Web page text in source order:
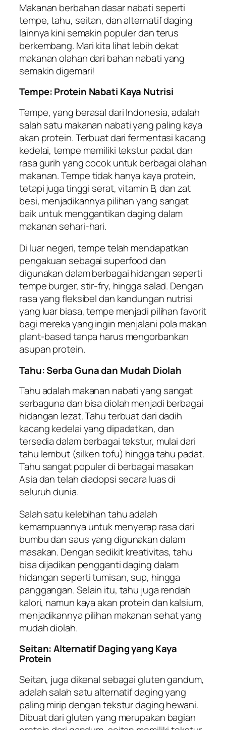
Makanan berbahan dasar nabati seperti
tempe, tahu, seitan, dan alternatif daging
lainnya kini semakin populer dan terus
berkembang. Mari kita lihat lebih dekat
makanan olahan dari bahan nabati yang
semakin digemari!
Tempe: Protein Nabati Kaya Nutrisi
Tempe, yang berasal dari Indonesia, adalah
salah satu makanan nabati yang paling kaya
akan protein. Terbuat dari fermentasi kacang
kedelai, tempe memiliki tekstur padat dan
rasa gurih yang cocok untuk berbagai olahan
makanan. Tempe tidak hanya kaya protein,
tetapi juga tinggi serat, vitamin B, dan zat
besi, menjadikannya pilihan yang sangat
baik untuk menggantikan daging dalam
makanan sehari-hari.
Di luar negeri, tempe telah mendapatkan
pengakuan sebagai superfood dan
digunakan dalam berbagai hidangan seperti
tempe burger, stir-fry, hingga salad. Dengan
rasa yang fleksibel dan kandungan nutrisi
yang luar biasa, tempe menjadi pilihan favorit
bagi mereka yang ingin menjalani pola makan
plant-based tanpa harus mengorbankan
asupan protein.
Tahu: Serba Guna dan Mudah Diolah
Tahu adalah makanan nabati yang sangat
serbaguna dan bisa diolah menjadi berbagai
hidangan lezat. Tahu terbuat dari dadih
kacang kedelai yang dipadatkan, dan
tersedia dalam berbagai tekstur, mulai dari
tahu lembut (silken tofu) hingga tahu padat.
Tahu sangat populer di berbagai masakan
Asia dan telah diadopsi secara luas di
seluruh dunia.
Salah satu kelebihan tahu adalah
kemampuannya untuk menyerap rasa dari
bumbu dan saus yang digunakan dalam
masakan. Dengan sedikit kreativitas, tahu
bisa dijadikan pengganti daging dalam
hidangan seperti tumisan, sup, hingga
panggangan. Selain itu, tahu juga rendah
kalori, namun kaya akan protein dan kalsium,
menjadikannya pilihan makanan sehat yang
mudah diolah.
Seitan: Alternatif Daging yang Kaya
Protein
Seitan, juga dikenal sebagai gluten gandum,
adalah salah satu alternatif daging yang
paling mirip dengan tekstur daging hewani.
Dibuat dari gluten yang merupakan bagian